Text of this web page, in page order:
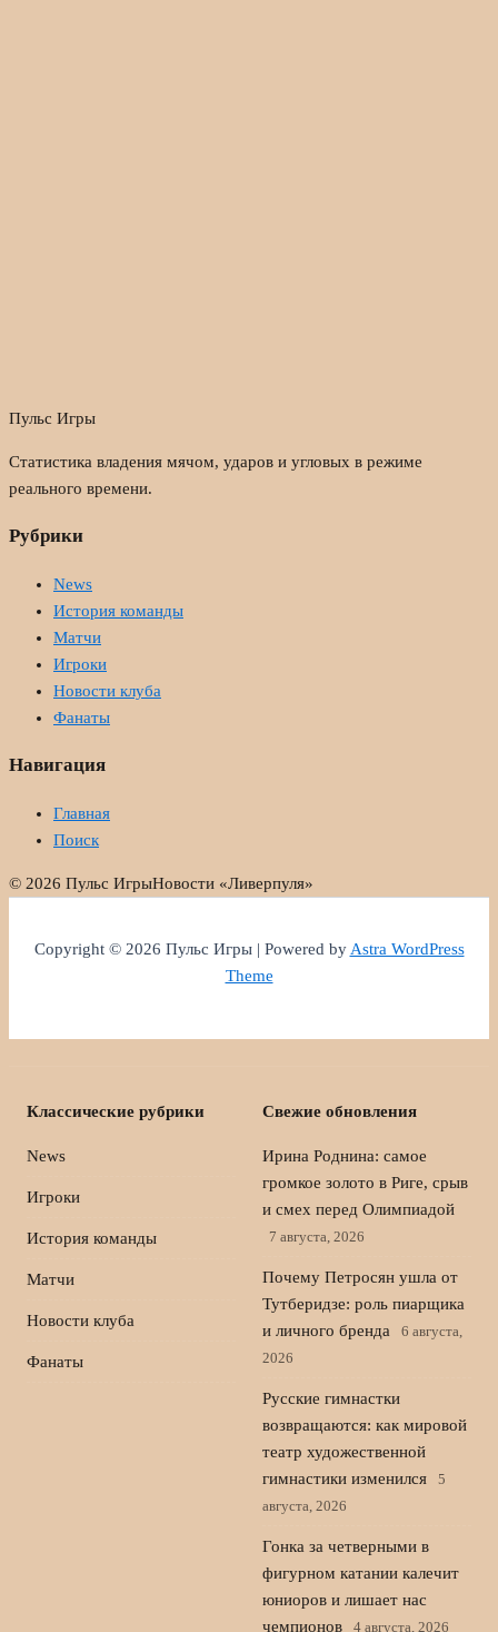
Пульс Игры
Статистика владения мячом, ударов и угловых в режиме
реального времени.
Рубрики
News
История команды
Матчи
Игроки
Новости клуба
Фанаты
Навигация
Главная
Поиск
© 2026 Пульс ИгрыНовости «Ливерпуля»
Copyright © 2026 Пульс Игры | Powered byAstra WordPress
Theme
Классические рубрики
News
Игроки
История команды
Матчи
Новости клуба
Фанаты
Свежие обновления
Ирина Роднина: самое
громкое золото в Риге, срыв
и смех перед Олимпиадой
7 августа, 2026
Почему Петросян ушла от
Тутберидзе: роль пиарщика
и личного бренда
6 августа,
2026
Русские гимнастки
возвращаются: как мировой
театр художественной
гимнастики изменился
5
августа, 2026
Гонка за четверными в
фигурном катании калечит
юниоров и лишает нас
чемпионов
4 августа, 2026